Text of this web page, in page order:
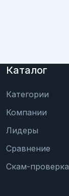
Каталог
Категории
Компании
Лидеры
Сравнение
Скам-проверка